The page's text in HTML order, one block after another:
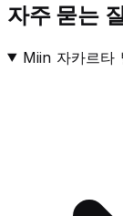
자주 묻는
Miin 자카르타